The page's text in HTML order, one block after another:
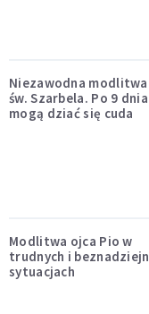
Niezawodna
św. Szarbela. Po 9
mogą dziać się cuda
Modlitwa ojca Pio w
trudnych i
sytuacjach